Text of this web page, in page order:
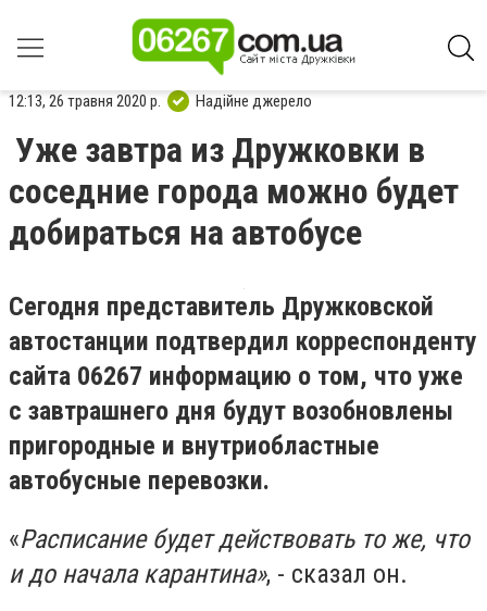
12:13, 26 травня 2020 р. Надійне джерело
Уже завтра из Дружковки в
соседние города можно будет
добираться на автобусе
Сегодня представитель Дружковской
автостанции подтвердил корреспонденту
сайта 06267 информацию о том, что уже
с завтрашнего дня будут возобновлены
пригородные и внутриобластные
автобусные перевозки.
«Расписание будет действовать то же, что
и до начала карантина», - сказал он.